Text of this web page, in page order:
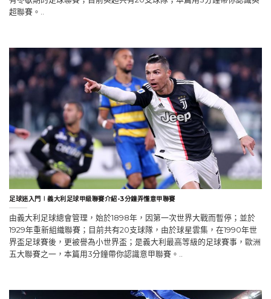
有冬歇期的足球聯賽；目前英超共有20支球隊；本篇用3分鐘帶你認識英
超聯賽。..
由義大利足球總會管理，始於1898年，因第一次世界大戰而暫停；並於
1929年重新組織聯賽；目前共有20支球隊，由於球星雲集，在1990年世
界盃足球賽後，更被譽為小世界盃；是義大利最高等級的足球賽事，歐洲
五大聯賽之一，本篇用3分鐘帶你認識意甲聯賽。..